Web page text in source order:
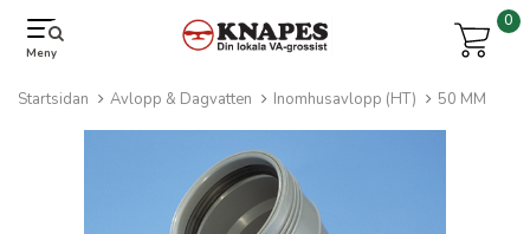
Meny
0
Startsidan Avlopp & Dagvatten Inomhusavlopp (HT) 50 MM